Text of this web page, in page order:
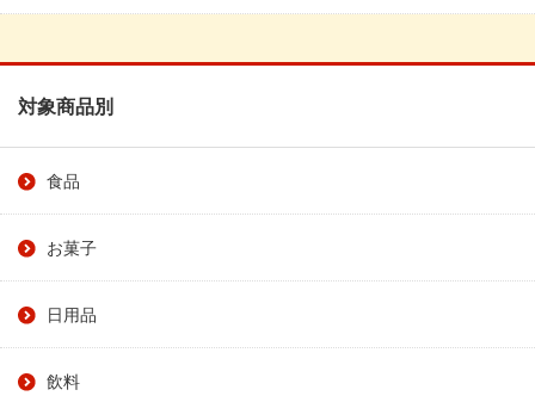
対象商品別
食品
お菓子
日用品
飲料